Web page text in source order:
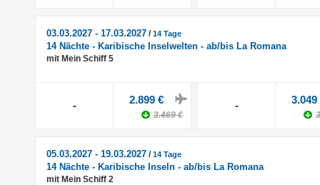
03.03.2027 - 17.03.2027 /14 Tage
14 Nächte - Karibische Inselwelten - ab/bis La Romana
mit Mein Schiff 5
- 2.899 €
3.469 €
- 3.049
05.03.2027 - 19.03.2027 /14 Tage
14 Nächte - Karibische Inseln - ab/bis La Romana
mit Mein Schiff 2